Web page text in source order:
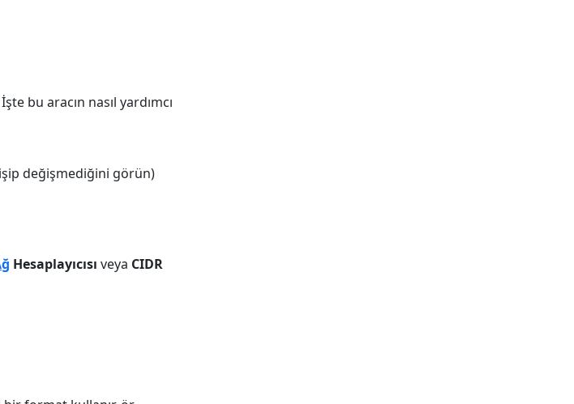
bu aracın nasıl yardımcı
değişmediğini görün)
Hesaplayıcısı veya CIDR